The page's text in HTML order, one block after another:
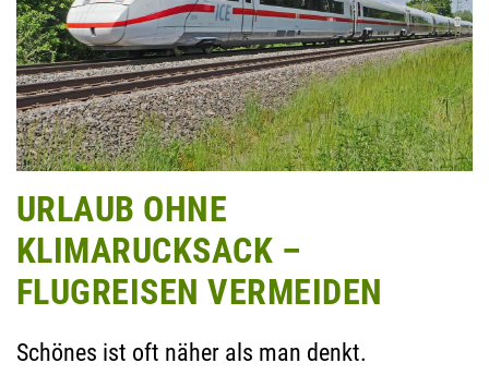
URLAUB OHNE
KLIMARUCKSACK –
FLUGREISEN VERMEIDEN
Schönes ist oft näher als man denkt.